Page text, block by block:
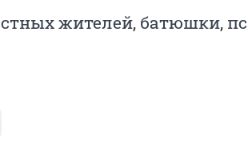
жителей, батюшки,